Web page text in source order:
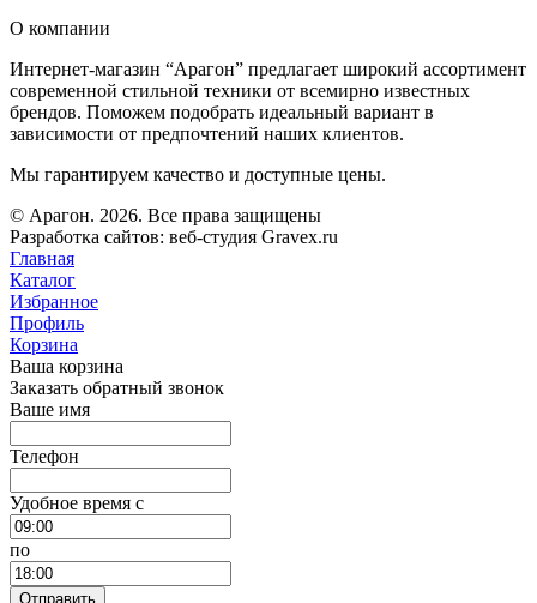
О компании
Интернет-магазин “Арагон” предлагает широкий ассортимент
современной стильной техники от всемирно известных
брендов. Поможем подобрать идеальный вариант в
зависимости от предпочтений наших клиентов.
Мы гарантируем качество и доступные цены.
© Арагон. 2026. Все права защищены
Разработка сайтов: веб-студия Gravex.ru
Главная
Каталог
Избранное
Профиль
Корзина
Ваша корзина
Заказать обратный звонок
Ваше имя
Телефон
Удобное время c
по
Отправить